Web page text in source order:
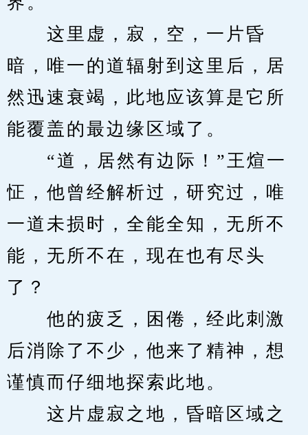
这里虚，寂，空，一片昏
暗，唯一的道辐射到这里后，居
然迅速衰竭，此地应该算是它所
能覆盖的最边缘区域了。
“道，居然有边际！”王煊一
怔，他曾经解析过，研究过，唯
一道未损时，全能全知，无所不
能，无所不在，现在也有尽头
了？
他的疲乏，困倦，经此刺激
后消除了不少，他来了精神，想
谨慎而仔细地探索此地。
这片虚寂之地，昏暗区域之